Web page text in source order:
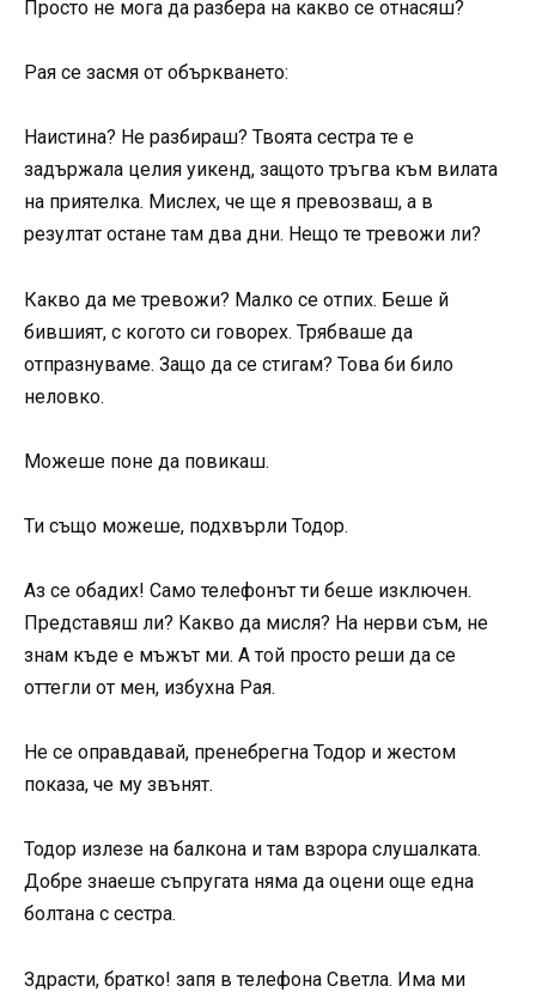
Просто не мога да разбера на какво се отнасяш?
Рая се засмя от объркването:
Наистина? Не разбираш? Твоята сестра те е
задържала целия уикенд, защото тръгва към вилата
на приятелка. Мислех, че ще я превозваш, а в
резултат остане там два дни. Нещо те тревожи ли?
Какво да ме тревожи? Малко се отпих. Беше й
бившият, с когото си говорех. Трябваше да
отпразнуваме. Защо да се стигам? Това би било
неловко.
Можеше поне да повикаш.
Ти също можеше, подхвърли Тодор.
Аз се обадих! Само телефонът ти беше изключен.
Представяш ли? Какво да мисля? На нерви съм, не
знам къде е мъжът ми. А той просто реши да се
оттегли от мен, избухна Рая.
Не се оправдавай, пренебрегна Тодор и жестом
показа, че му звънят.
Тодор излезе на балкона и там взpopа слушалката.
Добре знаеше съпругата няма да оцени още една
болтана с сестра.
Здрасти, братко! запя в телефона Светла. Има ми